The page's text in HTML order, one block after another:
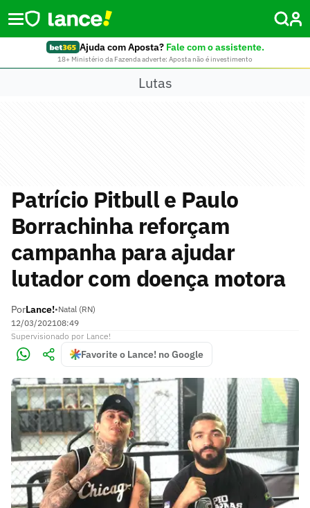
Ajuda com Aposta? Fale com o assistente.
18+ Ministério da Fazenda adverte: Aposta não é investimento
Lutas
Patrício Pitbull e Paulo
Borrachinha reforçam
campanha para ajudar
lutador com doença motora
PorLance!•Natal (RN)
12/03/202108:49
Supervisionado por Lance!
Favorite o Lance! no Google